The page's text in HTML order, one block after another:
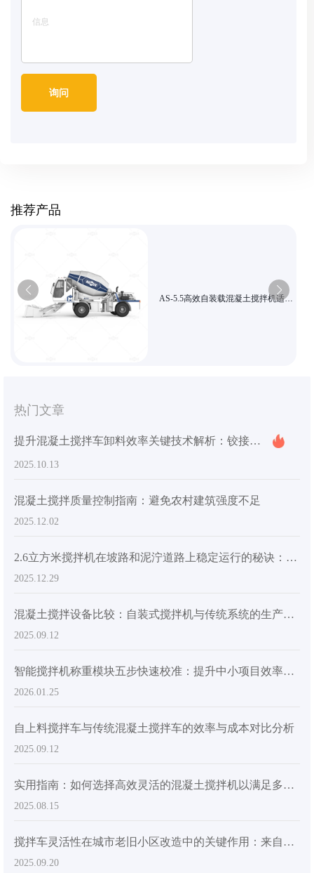
推荐产品
AS-5.5高效自装载混凝土搅拌机适用
热门文章
提升混凝土搅拌车卸料效率关键技术解析：铰接式车架与工程轮胎优势详解
2025.10.13
混凝土搅拌质量控制指南：避免农村建筑强度不足
2025.12.02
2.6立方米搅拌机在坡路和泥泞道路上稳定运行的秘诀：从结构设计到现场布料喂入技术
2025.12.29
混凝土搅拌设备比较：自装式搅拌机与传统系统的生产率和成本分析
2025.09.12
智能搅拌机称重模块五步快速校准：提升中小项目效率的实用指南
2026.01.25
自上料搅拌车与传统混凝土搅拌车的效率与成本对比分析
2025.09.12
实用指南：如何选择高效灵活的混凝土搅拌机以满足多场地施工需求
2025.08.15
搅拌车灵活性在城市老旧小区改造中的关键作用：来自实际施工场景的启示
2025.09.20